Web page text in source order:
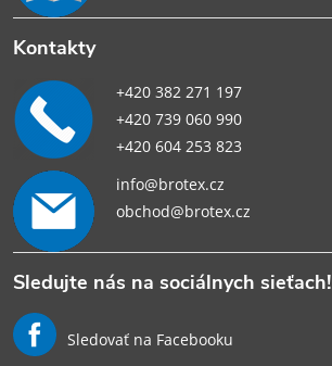
Kontakty
+420 382 271 197
+420 739 060 990
+420 604 253 823
info@brotex.cz
obchod@brotex.cz
Sledujte nás na sociálnych sieťach!
Sledovať na Facebooku